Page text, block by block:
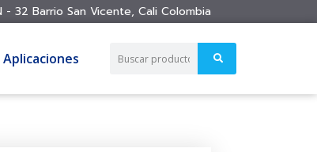
32 Barrio San Vicente, Cali Colombia
Aplicaciones